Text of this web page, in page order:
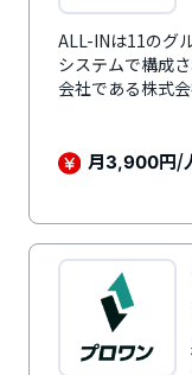
ALL-INは11のグ
システムで構成
会社である株式
いるカッコいい
規模事業者に必
実績は270社以上
ど経営に必要な
力されたデータ
ます。勤怠管理
レス帳など豊富
です。グループ
め、管理の負担
月3,900円/